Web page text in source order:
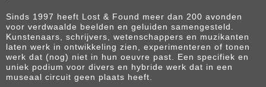
Sinds 1997 heeft Lost & Found meer dan 200 avonden
voor verdwaalde beelden en geluiden samengesteld.
Kunstenaars, schrijvers, wetenschappers en muzikanten
laten werk in ontwikkeling zien, experimenteren of tonen
werk dat (nog) niet in hun oeuvre past. Een specifiek en
uniek podium voor divers en hybride werk dat in een
museaal circuit geen plaats heeft.